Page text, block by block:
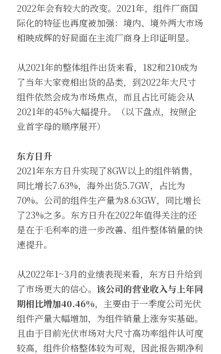
2022年会有较大的改变。2021年，组件厂商国
际化的特征也再度被加强：境内、境外两大市场
相映成辉的好局面在主流厂商身上印证明显。
从2021年的整体组件出货来看，182和210成为
了当年大家竞相出货的品类，到2022年大尺寸
组件依然会成为市场焦点，而且占比可能会从
2021年的45%大幅提升。（以下盘点，按照企
业首字母的顺序展开）
东方日升
2021年东方日升实现了8GW以上的组件销售，
同比增长7.63%，海外出货5.7GW，占比为
70%。公司的组件生产量为8.63GW，同比增长
了23%之多。东方日升在2022年值得关注的还
是在于毛利率的进一步改善、组件整体销量的快
速提升。
从2022年1~3月的业绩表现来看，东方日升给到
了市场更大的信心。 该公司的营业收入与上年同
期相比增加40.46%，主要由于一季度公司光伏
组件产量大幅增加，为组件销量上涨夯实基础。
且由于目前光伏市场对大尺寸高功率组件认可度
较高，组件价格整体较为可观，因此报告期净利